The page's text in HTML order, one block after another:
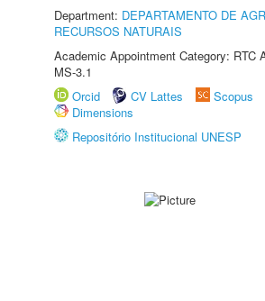
Department: DEPARTAMENTO DE
RECURSOS NATURAIS
Academic Appointment Category: RTC
MS-3.1
Orcid
CV Lattes
Scopus
Dimensions
Repositório Institucional UNESP